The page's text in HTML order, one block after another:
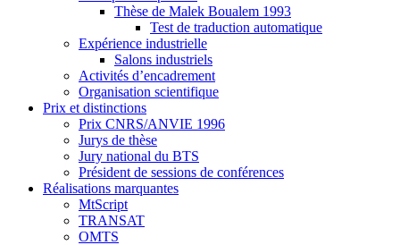
Thèse de Malek Boualem 1993
Test de traduction automatique
Expérience industrielle
Salons industriels
Activités d’encadrement
Organisation scientifique
Prix et distinctions
Prix CNRS/ANVIE 1996
Jurys de thèse
Jury national du BTS
Président de sessions de conférences
Réalisations marquantes
MtScript
TRANSAT
OMTS